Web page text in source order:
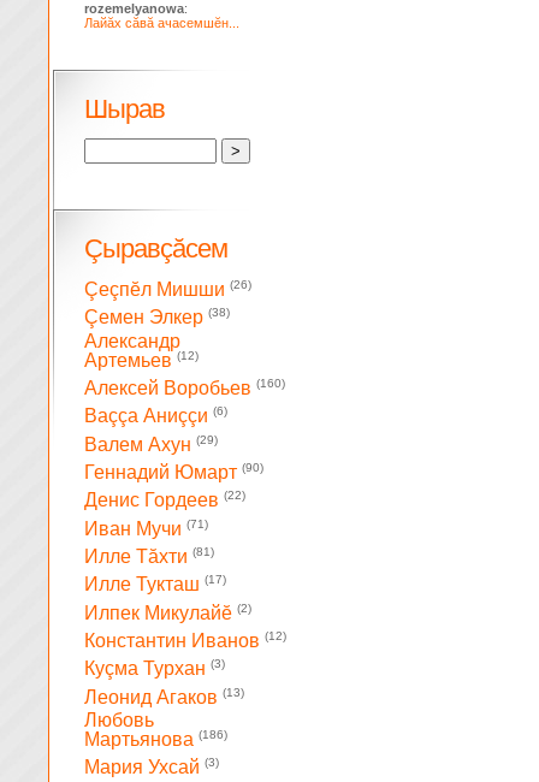
rozemelyanowa:
Лайăх сăвă ачасемшĕн...
Шырав
Çыравçăсем
Çеçпĕл Мишши (26)
Çемен Элкер (38)
Александр
Артемьев (12)
Алексей Воробьев (160)
Ваççа Аниççи (6)
Валем Ахун (29)
Геннадий Юмарт (90)
Денис Гордеев (22)
Иван Мучи (71)
Илле Тăхти (81)
Илле Тукташ (17)
Илпек Микулайĕ (2)
Константин Иванов (12)
Куçма Турхан (3)
Леонид Агаков (13)
Любовь
Мартьянова (186)
Мария Ухсай (3)